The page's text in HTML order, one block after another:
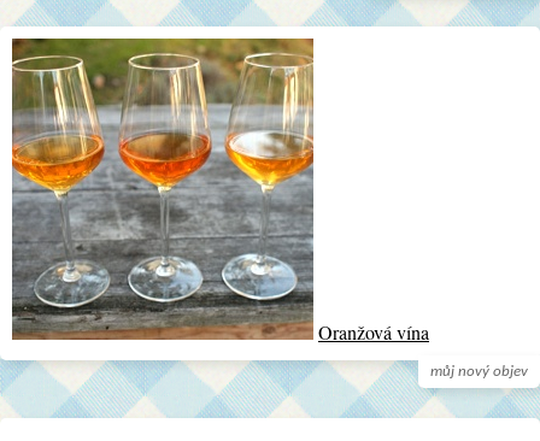
můj nový objev
Oranžová vína